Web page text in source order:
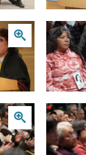
Zoom
Zoom